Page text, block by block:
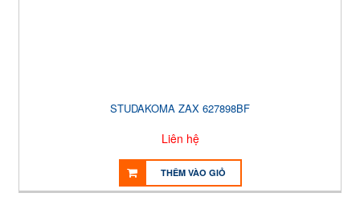
STUDAKOMA ZAX 627898BF
Liên hệ
THÊM VÀO GIỎ